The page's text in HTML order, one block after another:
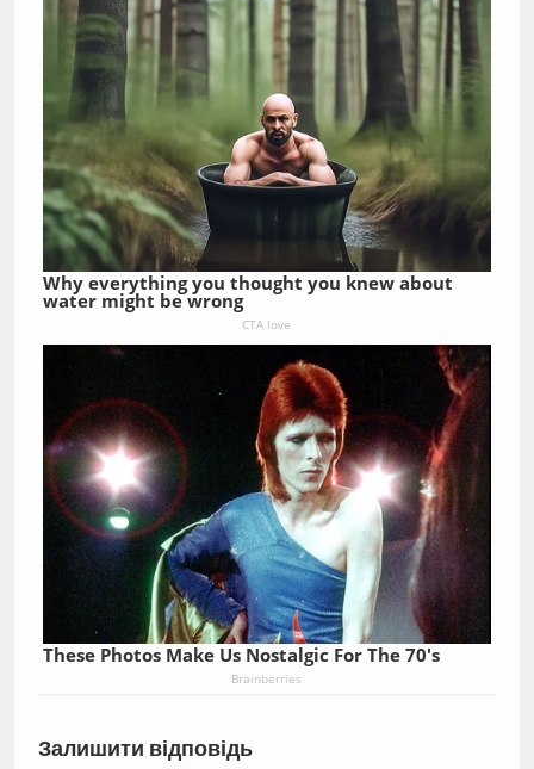
Why everything you thought you knew about
water might be wrong
CTA love
These Photos Make Us Nostalgic For The 70's
Brainberries
Залишити відповідь